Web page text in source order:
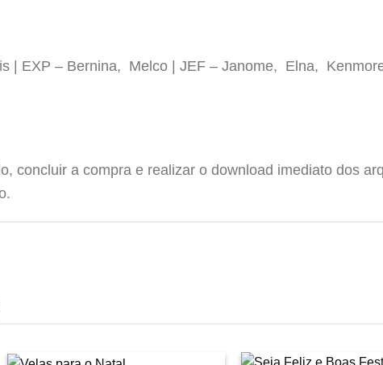
| EXP – Bernina, Melco | JEF – Janome, Elna,
concluir a compra e realizar o download imediato dos
+